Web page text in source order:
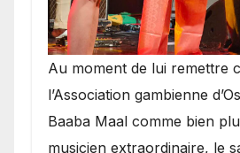
​Au moment de lui remettre
l’Association gambienne
Baaba Maal comme bien
musicien extraordinaire, le